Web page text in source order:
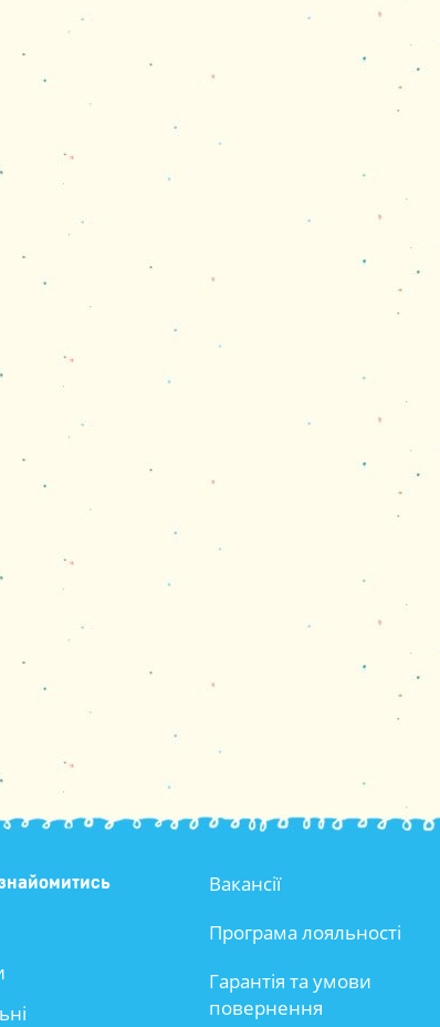
Вакансії
Програма лояльності
Гарантія та умови
повернення